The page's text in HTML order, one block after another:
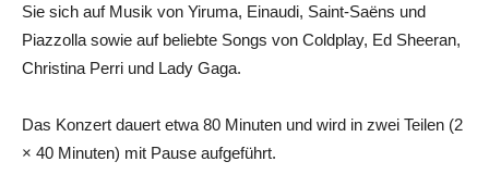
Sie sich auf Musik von Yiruma, Einaudi, Saint-Saëns und
Piazzolla sowie auf beliebte Songs von Coldplay, Ed Sheeran,
Christina Perri und Lady Gaga.
Das Konzert dauert etwa 80 Minuten und wird in zwei Teilen (2
× 40 Minuten) mit Pause aufgeführt.